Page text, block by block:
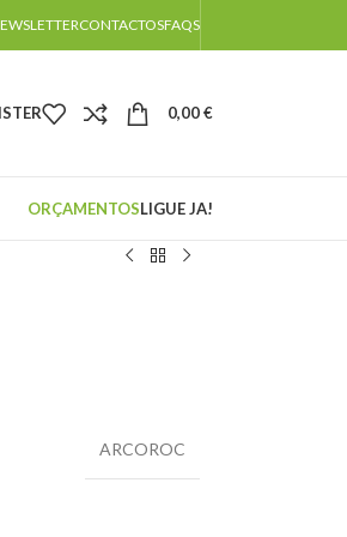
CONTACTOSFAQS
0,00€
ORÇAMENTOSLIGUE JA!
ARCOROC